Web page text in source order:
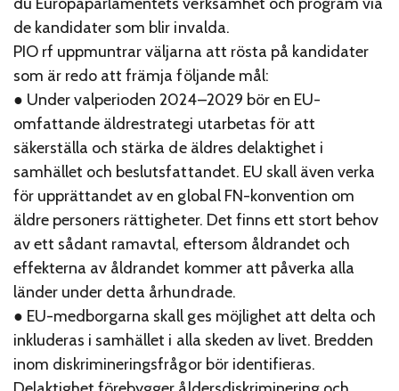
de kandidater som blir invalda.
PIO rf uppmuntrar väljarna att rösta på kandidater
som är redo att främja följande mål:
● Under valperioden 2024–2029 bör en EU-
omfattande äldrestrategi utarbetas för att
säkerställa och stärka de äldres delaktighet i
samhället och beslutsfattandet. EU skall även verka
för upprättandet av en global FN-konvention om
äldre personers rättigheter. Det finns ett stort behov
av ett sådant ramavtal, eftersom åldrandet och
effekterna av åldrandet kommer att påverka alla
länder under detta århundrade.
● EU-medborgarna skall ges möjlighet att delta och
inkluderas i samhället i alla skeden av livet. Bredden
inom diskrimineringsfrågor bör identifieras.